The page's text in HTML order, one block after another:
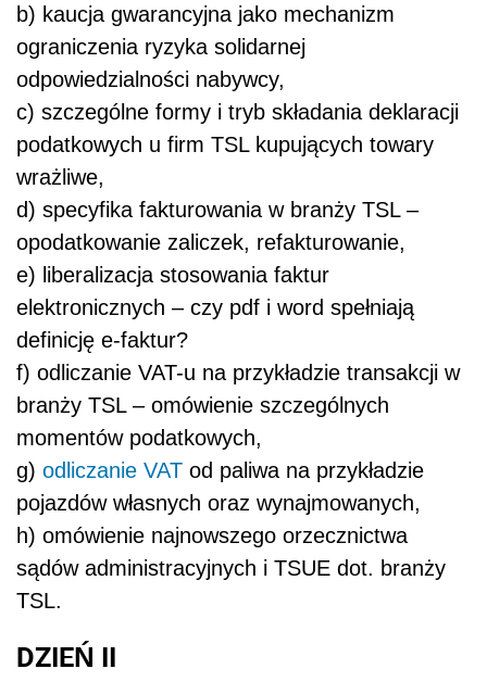
b) kaucja gwarancyjna jako mechanizm
ograniczenia ryzyka solidarnej
odpowiedzialności nabywcy,
c) szczególne formy i tryb składania deklaracji
podatkowych u firm TSL kupujących towary
wrażliwe,
d) specyfika fakturowania w branży TSL –
opodatkowanie zaliczek, refakturowanie,
e) liberalizacja stosowania faktur
elektronicznych – czy pdf i word spełniają
definicję e-faktur?
f) odliczanie VAT-u na przykładzie transakcji w
branży TSL – omówienie szczególnych
momentów podatkowych,
g) odliczanie VAT od paliwa na przykładzie
pojazdów własnych oraz wynajmowanych,
h) omówienie najnowszego orzecznictwa
sądów administracyjnych i TSUE dot. branży
TSL.
DZIEŃ II